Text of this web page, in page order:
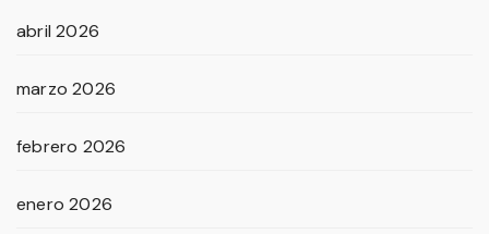
abril 2026
marzo 2026
febrero 2026
enero 2026